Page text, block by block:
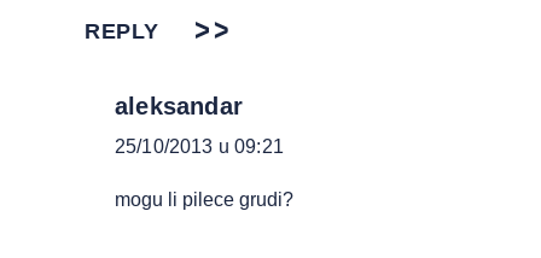
REPLY
aleksandar
25/10/2013 u 09:21
mogu li pilece grudi?